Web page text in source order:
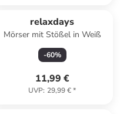
relaxdays
Mörser mit Stößel in Weiß
-60%
11,99 €
UVP: 29,99 €*